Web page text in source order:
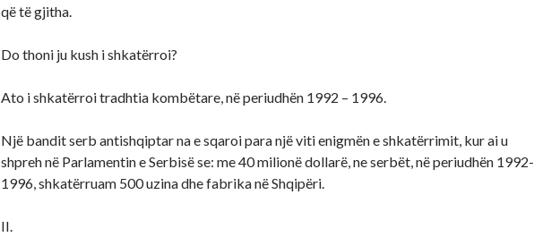
që të gjitha.
Do thoni ju kush i shkatërroi?
Ato i shkatërroi tradhtia kombëtare, në periudhën 1992 – 1996.
Një bandit serb antishqiptar na e sqaroi para një viti enigmën e shkatërrimit, kur ai u
shpreh në Parlamentin e Serbisë se: me 40 milionë dollarë, ne serbët, në periudhën 1992-
1996, shkatërruam 500 uzina dhe fabrika në Shqipëri.
II.